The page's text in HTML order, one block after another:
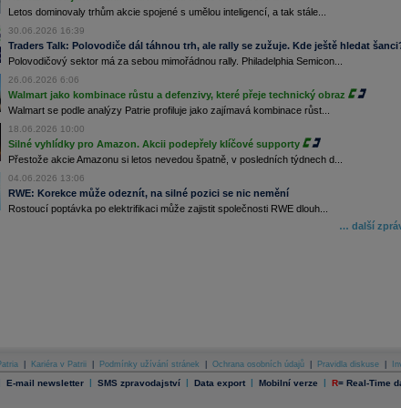
Letos dominovaly trhům akcie spojené s umělou inteligencí, a tak stále...
30.06.2026 16:39
Traders Talk: Polovodiče dál táhnou trh, ale rally se zužuje. Kde ještě hledat
Polovodičový sektor má za sebou mimořádnou rally. Philadelphia Semicon...
26.06.2026 6:06
Walmart jako kombinace růstu a defenzivy, které přeje technický obraz
Walmart se podle analýzy Patrie profiluje jako zajímavá kombinace růst...
18.06.2026 10:00
Silné vyhlídky pro Amazon. Akcii podepřely klíčové supporty
Přestože akcie Amazonu si letos nevedou špatně, v posledních týdnech d...
04.06.2026 13:06
RWE: Korekce může odeznít, na silné pozici se nic nemění
Rostoucí poptávka po elektrifikaci může zajistit společnosti RWE dlouh...
… další
Kariéra v Patrii Podmínky užívání stránek Ochrana osobních údajů Pravidla diskuse
E-mail newsletter | SMS zpravodajství | Data export | Mobilní verze | R= Real-Time